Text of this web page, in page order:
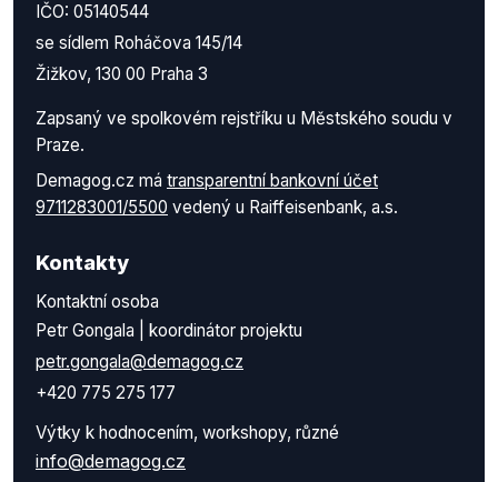
IČO: 05140544
se sídlem Roháčova 145/14
Žižkov, 130 00 Praha 3
Zapsaný ve spolkovém rejstříku u Městského soudu v
Praze.
Demagog.cz má transparentní bankovní účet
9711283001/5500 vedený u Raiffeisenbank, a.s.
Kontakty
Kontaktní osoba
Petr Gongala | koordinátor projektu
petr.gongala@demagog.cz
+420 775 275 177
Výtky k hodnocením, workshopy, různé
info@demagog.cz